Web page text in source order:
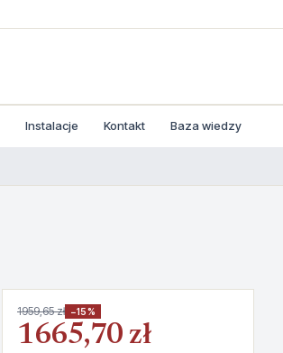
Instalacje Kontakt Baza wiedzy
1959,65 zł −15%
1665,70 zł